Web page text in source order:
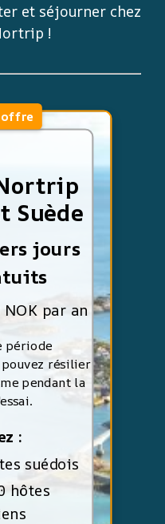
et séjourner chez
!
offre
Suède
jours
par an
période
pouvez résilier
pendant la
:
suédois
hôtes